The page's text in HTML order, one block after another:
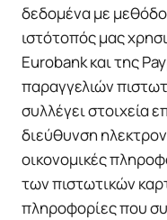
δεδομένα με
ιστότοπός μας
Eurobank και της
παραγγελιών
συλλέγει στοιχεία
διεύθυνση
οικονομικές
των πιστωτικών
πληροφορίες που